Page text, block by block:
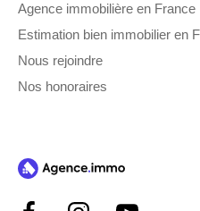
Agence immobilière en France
Estimation bien immobilier en
Nous rejoindre
Nos honoraires